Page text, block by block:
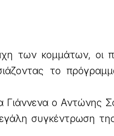
των κομμάτων, οι
το
Γιάννενα ο Αντώνης
συγκέντρωση